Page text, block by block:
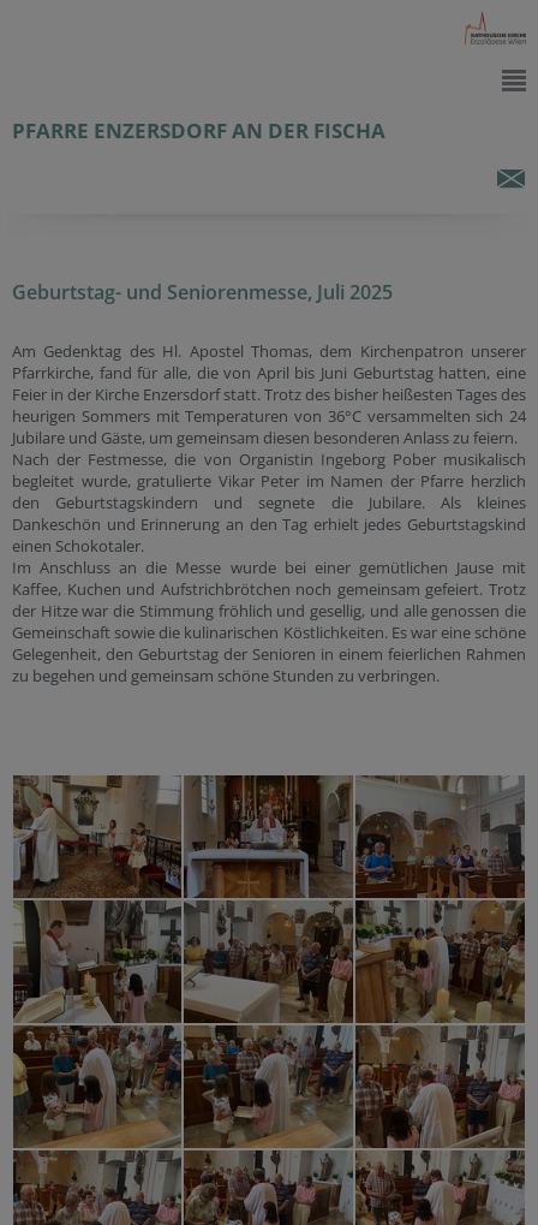
PFARRE ENZERSDORF AN DER FISCHA
Geburtstag- und Seniorenmesse, Juli 2025
Am Gedenktag des Hl. Apostel Thomas, dem Kirchenpatron unserer
Pfarrkirche, fand für alle, die von April bis Juni Geburtstag hatten, eine
Feier in der Kirche Enzersdorf statt. Trotz des bisher heißesten Tages des
heurigen Sommers mit Temperaturen von 36°C versammelten sich 24
Jubilare und Gäste, um gemeinsam diesen besonderen Anlass zu feiern.
Nach der Festmesse, die von Organistin Ingeborg Pober musikalisch
begleitet wurde, gratulierte Vikar Peter im Namen der Pfarre herzlich
den Geburtstagskindern und segnete die Jubilare. Als kleines
Dankeschön und Erinnerung an den Tag erhielt jedes Geburtstagskind
einen Schokotaler.
Im Anschluss an die Messe wurde bei einer gemütlichen Jause mit
Kaffee, Kuchen und Aufstrichbrötchen noch gemeinsam gefeiert. Trotz
der Hitze war die Stimmung fröhlich und gesellig, und alle genossen die
Gemeinschaft sowie die kulinarischen Köstlichkeiten. Es war eine schöne
Gelegenheit, den Geburtstag der Senioren in einem feierlichen Rahmen
zu begehen und gemeinsam schöne Stunden zu verbringen.